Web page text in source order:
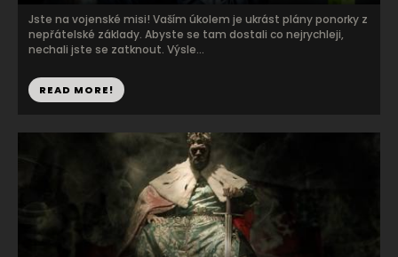
Jste na vojenské misi! Vaším úkolem je ukrást plány ponorky z
nepřátelské základy. Abyste se tam dostali co nejrychleji,
nechali jste se zatknout. Výsle...
READ MORE!